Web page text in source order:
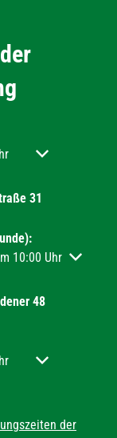
Schließzeiten
Von 08:30 bis
31
10:00 Uhr
48
Schließzeiten
Von 08:30 bis
der